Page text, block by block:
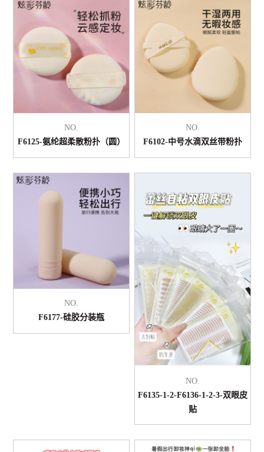
NO.
F6125-氨纶超柔散粉扑（圆）
NO.
F6102-中号水滴双丝带粉扑
NO.
F6177-硅胶分装瓶
NO.
F6135-1-2-F6136-1-2-3-双眼皮
贴